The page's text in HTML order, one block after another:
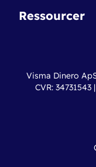
Nye funktioner
Dinero Pro
Erhvervslån
Online
Ressourcer
Ny virksomhed
Iværksætterlegat
Visma Dinero
CVR: